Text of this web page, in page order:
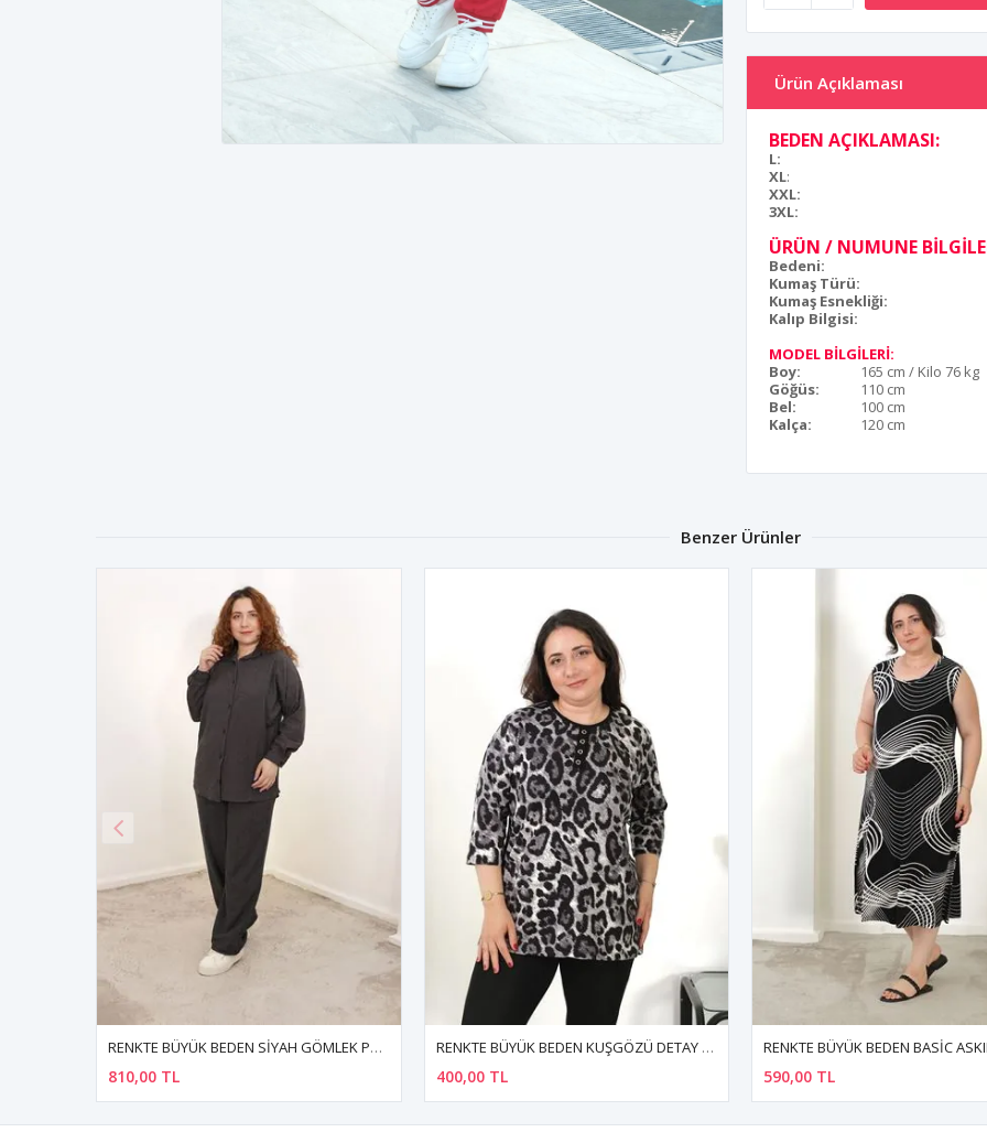
Ürün Açıklaması
BEDEN AÇIKLAMASI:
L:
XL:
XXL:
3XL:
ÜRÜN / NUMUNE
Bedeni:
Kumaş Türü:
Kumaş Esnekliği:
Kalıp Bilgisi:
MODEL BİLGİLERİ:
Boy:
165 cm / Kilo 76 kg
Göğüs:
110 cm
Bel:
100 cm
Kalça:
120 cm
Benzer Ürünler
RENKTE BÜYÜK BEDEN KUŞGÖZÜ DETAY DESENLİ KAPRİ KOL BLUZ
400,00 TL
RENKTE BÜYÜK BEDEN BASİC ASKILI DESENLİ ELBİSE
590,00 TL 400,00 TL